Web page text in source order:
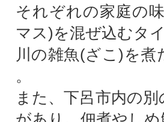
それぞれの家庭の
マス)を混ぜ込むタ
川の雑魚(ざこ)を
。
また、下呂市内の